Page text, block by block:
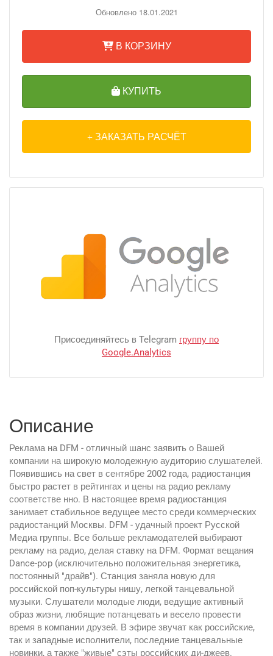
Обновлено 18.01.2021
В КОРЗИНУ
КУПИТЬ
ЗАКАЗАТЬ РАСЧЁТ
Присоединяйтесь в Telegram группу по
Google.Analytics
Описание
Реклама на DFM - отличный шанс заявить о Вашей
компании на широкую молодежную аудиторию слушателей.
Появившись на свет в сентябре 2002 года, радиостанция
быстро растет в рейтингах и цены на радио рекламу
соответстве нно. В настоящее время радиостанция
занимает стабильное ведущее место среди коммерческих
радиостанций Москвы. DFM - удачный проект Русской
Медиа группы. Все больше рекламодателей выбирают
рекламу на радио, делая ставку на DFM. Формат вещания
Dance-pop (исключительно положительная энергетика,
постоянный "драйв"). Станция заняла новую для
российской поп-культуры нишу, легкой танцевальной
музыки. Слушатели молодые люди, ведущие активный
образ жизни, любящие потанцевать и весело провести
время в компании друзей. В эфире звучат как российские,
так и западные исполнители, последние танцевальные
новинки, а также "живые" сэты российских ди-джеев.